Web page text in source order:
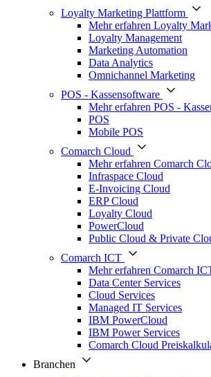
Loyalty Marketing Plattform
Mehr erfahren Loyalty
Loyalty Management
Marketing Automation
Data Analytics
Omnichannel Marketing
POS - Kassensoftware
Mehr erfahren POS -
POS
Mobile POS
Comarch Cloud
Mehr erfahren Comarch
Infraspace Cloud
E-Invoicing Cloud
ERP Cloud
Loyalty Cloud
PowerCloud
Public Cloud & Private
Comarch ICT
Mehr erfahren Comarch
Data Center Services
Cloud Services
Managed IT Services
IBM PowerCloud
IBM Power Services
Comarch Cloud
Branchen